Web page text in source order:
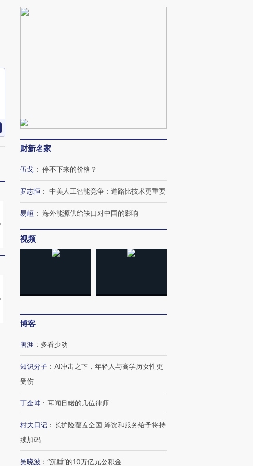
视线｜HYROX的吸金
术：是什么让中产们甘
心“花钱找虐”？
【推广】走进第四届链博
有意思的生活方式·第三对
住三大增长引擎是什么？
财新名家
伍戈 ： 停不下来的价格？
罗志恒 ： 中美人工智能竞争：道路比技术更重要
易峘 ： 海外能源供给缺口对中国的影响
视频
博客
唐涯 ： 多看少动
知识分子 ： AI冲击之下，年轻人与高学历女性更
受伤
丁金坤 ： 耳闻目睹的几位律师
村夫日记 ： 长护险覆盖全国 筹资和服务给予将持
续加码
吴晓波 ： “沉睡”的10万亿元公积金